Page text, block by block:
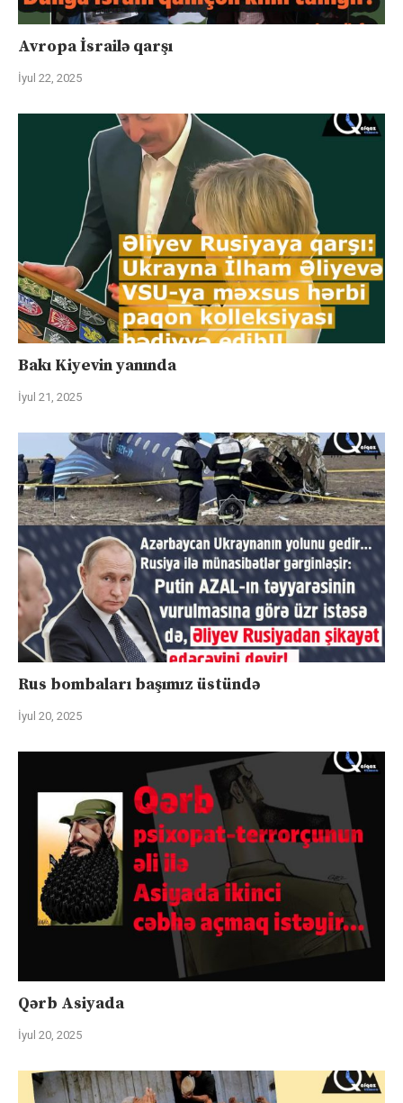
Avropa İsrailə qarşı
İyul 22, 2025
Bakı Kiyevin yanında
İyul 21, 2025
Rus bombaları başımız üstündə
İyul 20, 2025
Qərb Asiyada
İyul 20, 2025